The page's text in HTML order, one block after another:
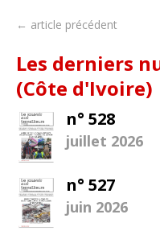
← article précédent
Les derniers
(Côte d'Ivoire)
n° 528
juillet 2026
n° 527
juin 2026